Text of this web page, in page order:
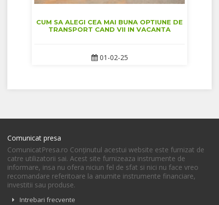
CUM SA ALEGI CEA MAI BUNA OPTIUNE DE
TRANSPORT CAND VII IN VACANTA
01-02-25
Comunicat presa
ComunicatPresa.ro Conţinutul acestui website este furnizat de
catre utilizatorii sai. Acest site furnizeaza instrumente de
informare, insa nu ofera niciun fel de sfat si nici nu face vreo
recomandare referitoare la anumite instrumente financiare,
investitii sau produse.
Intrebari frecvente